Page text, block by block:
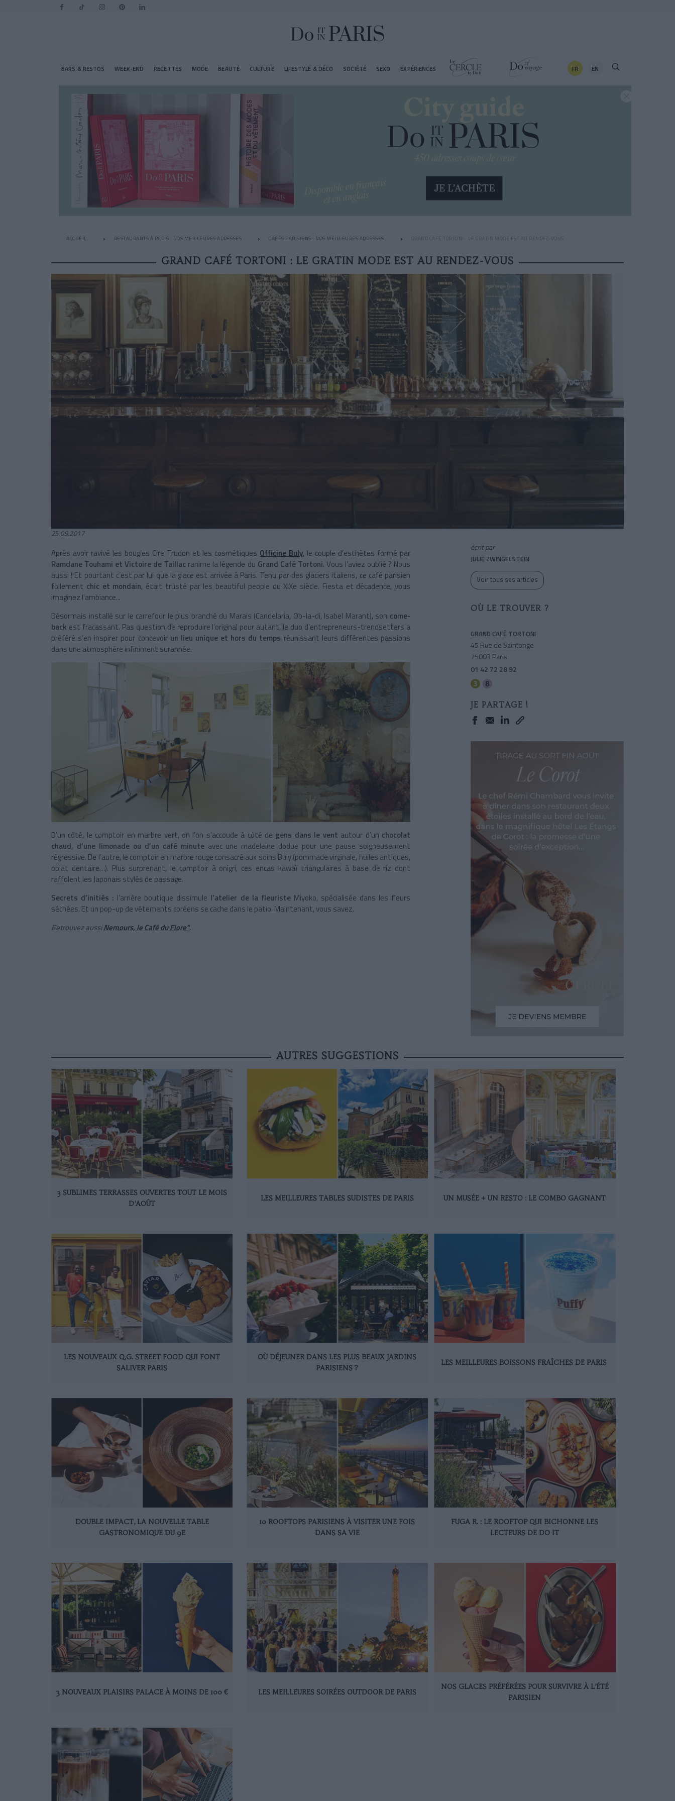
BARS & RESTOS WEEK-END RECETTES MODE BEAUTÉ CULTURE LIFESTYLE & DÉCO SOCIÉTÉ SEXO EXPÉRIENCES FR EN
ACCUEIL RESTAURANTS À PARIS : NOS MEILLEURES ADRESSES CAFÉS PARISIENS : NOS MEILLEURES ADRESSES GRAND CAFÉ TORTONI : LE GRATIN MODE EST AU RENDEZ-VOUS
GRAND CAFÉ TORTONI : LE GRATIN MODE EST AU RENDEZ-VOUS
25.09.2017
Après avoir ravivé les bougies Cire Trudon et les cosmétiques Officine Buly, le couple d’esthètes formé par
Ramdane Touhami et Victoire de Taillac ranime la légende du Grand Café Tortoni. Vous l’aviez oublié ? Nous
aussi ! Et pourtant c’est par lui que la glace est arrivée à Paris. Tenu par des glaciers italiens, ce café parisien
follement chic et mondain, était trusté par les beautiful people du XIXe siècle. Fiesta et décadence, vous
imaginez l’ambiance...
Désormais installé sur le carrefour le plus branché du Marais (Candelaria, Ob-la-di, Isabel Marant), son come-
back est fracassant. Pas question de reproduire l’original pour autant, le duo d’entrepreneurs-trendsetters a
préféré s’en inspirer pour concevoir un lieu unique et hors du temps réunissant leurs différentes passions
dans une atmosphère infiniment surannée.
D’un côté, le comptoir en marbre vert, on l’on s'accoude à côté de gens dans le vent autour d’un chocolat
chaud, d’une limonade ou d’un café minute avec une madeleine dodue pour une pause soigneusement
régressive. De l’autre, le comptoir en marbre rouge consacré aux soins Buly (pommade virginale, huiles antiques,
opiat dentaire…). Plus surprenant, le comptoir à onigri, ces encas kawaï triangulaires à base de riz dont
raffolent les Japonais stylés de passage.
Secrets d’initiés : l’arrière boutique dissimule l’atelier de la fleuristeMiyoko, spécialisée dans les fleurs
séchées. Et un pop-up de vêtements coréens se cache dans le patio. Maintenant, vous savez.
Retrouvez aussiNemours, le Café du Flore".
écrit par
JULIE ZWINGELSTEIN
Voir tous ses articles
OÙ LE TROUVER ?
GRAND CAFÉ TORTONI
45 Rue de Saintonge
75003 Paris
01 42 72 28 92
JE PARTAGE !
AUTRES SUGGESTIONS
3 SUBLIMES TERRASSES OUVERTES TOUT LE MOIS
D’AOÛT
LES MEILLEURES TABLES SUDISTES DE PARIS UN MUSÉE + UN RESTO : LE COMBO GAGNANT
LES NOUVEAUX Q.G. STREET FOOD QUI FONT
SALIVER PARIS
OÙ DÉJEUNER DANS LES PLUS BEAUX JARDINS
PARISIENS ?
LES MEILLEURES BOISSONS FRAÎCHES DE PARIS
DOUBLE IMPACT, LA NOUVELLE TABLE
GASTRONOMIQUE DU 9E
10 ROOFTOPS PARISIENS À VISITER UNE FOIS
DANS SA VIE
FUGA R. : LE ROOFTOP QUI BICHONNE LES
LECTEURS DE DO IT
3 NOUVEAUX PLAISIRS PALACE À MOINS DE 100 € LES MEILLEURES SOIRÉES OUTDOOR DE PARIS
NOS GLACES PRÉFÉRÉES POUR SURVIVRE À L’ÉTÉ
PARISIEN